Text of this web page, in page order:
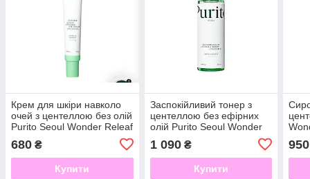
Крем для шкіри навколо
очей з центеллою без олій
Purito Seoul Wonder Releaf
Unscented 30 ml
680 ₴
Купити
Заспокійливий тонер з
центеллою без ефірних
олій Purito Seoul Wonder
Unscented, 200 мл
1 090₴
Купити
950